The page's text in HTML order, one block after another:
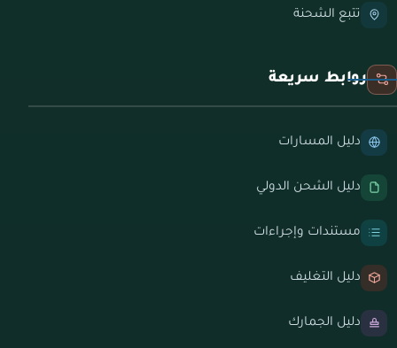
تتبع الشحنة
روابط سريعة
دليل المسارات
دليل الشحن الدولي
مستندات وإجراءات
دليل التغليف
دليل الجمارك